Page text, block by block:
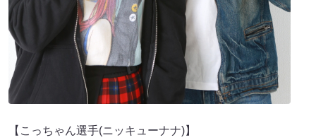
【こっちゃん選手(ニッキューナナ)】